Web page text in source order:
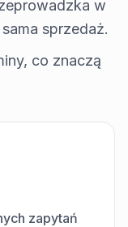
w
sprzedaż.
co znaczą
zapytań